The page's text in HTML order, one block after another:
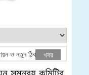
ও নতুন ঠিকাদারী তালিকা ভুক্তি
খবর